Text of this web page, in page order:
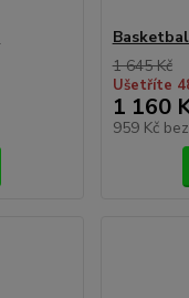
1 645 Kč
Ušetříte
1 160
959 Kč